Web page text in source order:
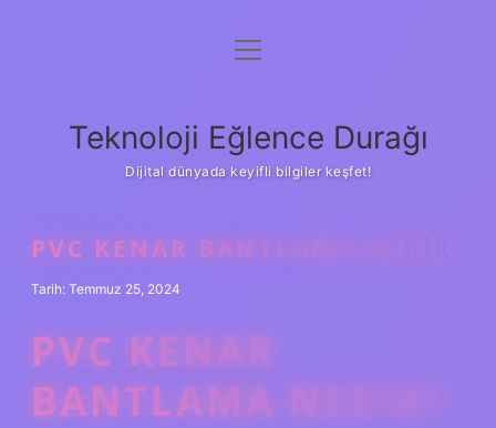
Anasayfa
Yasal Uyarı
menüyü
Teknoloji Eğlence Durağı
Dijital dünyada keyifli bilgiler keşfet!
PVC KENAR BANTLAMA NEDIR
Tarih: Temmuz 25, 2024
PVC KENAR
BANTLAMA NEDIR?